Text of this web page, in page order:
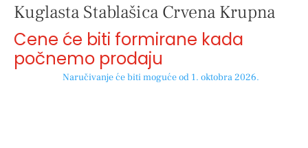
Kuglasta Stablašica Crvena Krupna
Cene će biti formirane kada
počnemo prodaju
Naručivanje će biti moguće od 1. oktobra 2026.